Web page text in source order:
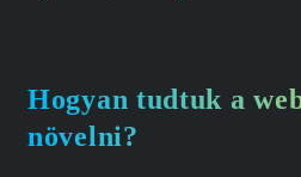
Hogyan tudtuk a
növelni?